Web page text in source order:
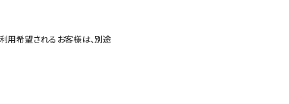
用希望されるお客様は、別途